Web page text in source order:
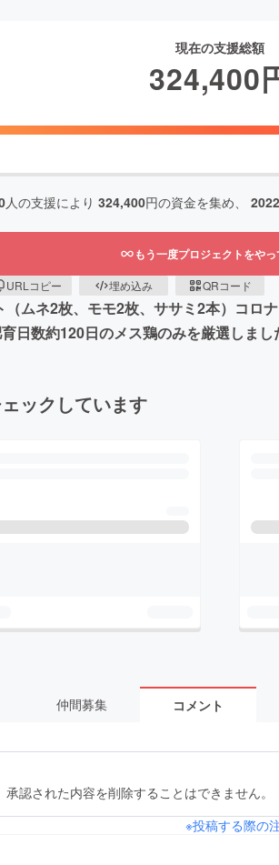
現在の支援総額
324,400
人の支援により 324,400円の資金を集め、
もう一度プロジェクトをや
URLコピー 埋め込み QRコード
ムネ2枚、モモ2枚、ササミ2本）コロ
日数約120日のメス鶏のみを厳選しま
ックしています
仲間募集 コメント
認された内容を削除することはできません。
※投稿する際の